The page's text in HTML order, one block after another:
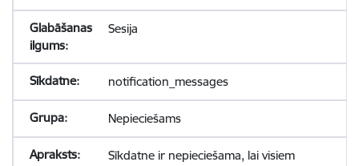
Sesija
notification_messages
Nepieciešams
Sīkdatne ir nepieciešama, lai visiem